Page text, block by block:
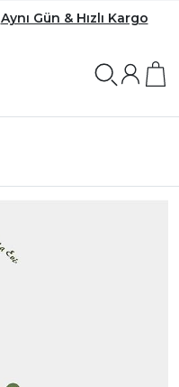
Aynı Gün & Hızlı Kargo